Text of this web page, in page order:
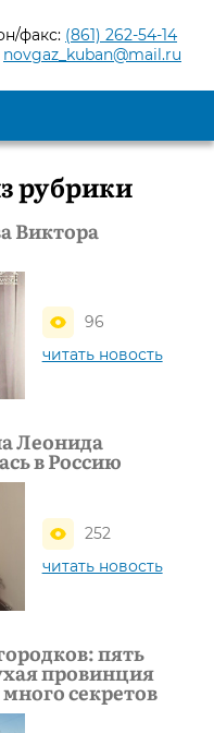
факс: (861) 262-54-14
novgaz_kuban@mail.ru
рубрики
Виктора
96
читать новость
Леонида
в Россию
252
читать новость
пять
провинция
секретов